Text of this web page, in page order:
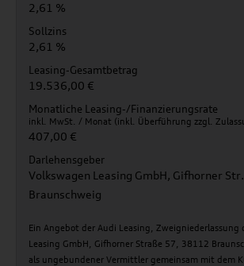
2,61 %
Sollzins
2,61 %
Leasing-Gesamtbetrag
19.536,00 €
Monatliche Leasing-/Finanzierungsrate
inkl. MwSt. / Monat (inkl. Überführung zzgl.
407,00 €
Darlehensgeber
Volkswagen Leasing GmbH, Gifhorner
Braunschweig
Ein Angebot der Audi Leasing, Zweigniederlassung
Leasing GmbH, Gifhorner Straße 57, 38112
als ungebundener Vermittler gemeinsam mit dem